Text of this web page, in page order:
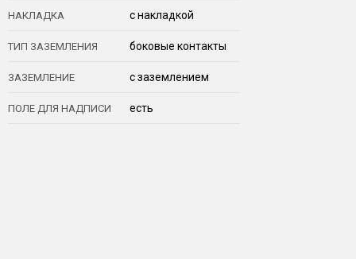
НАКЛАДКА с накладкой
ТИП ЗАЗЕМЛЕНИЯ боковые контакты
ЗАЗЕМЛЕНИЕ с заземлением
ПОЛЕ ДЛЯ НАДПИСИ есть